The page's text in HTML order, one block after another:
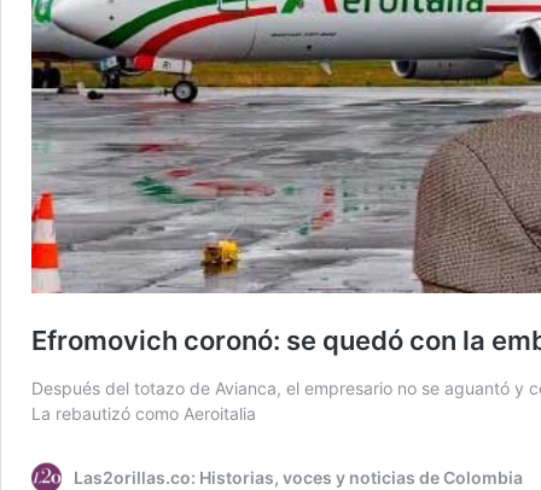
Efromovich coronó: se quedó con la
Después del totazo de Avianca, el empresario no se aguantó y
La rebautizó como Aeroitalia
Las2orillas.co: Historias, voces y noticias de Colombia